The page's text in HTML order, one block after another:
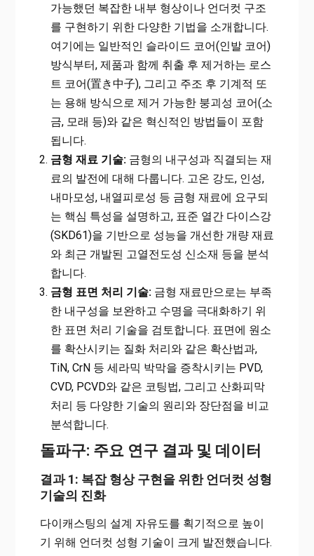
가능했던 복잡한 내부 형상이나 언더컷 구조
를 구현하기 위한 다양한 기법을 소개합니다.
여기에는 일반적인 슬라이드 코어(인발 코어)
방식부터, 제품과 함께 취출 후 제거하는 로스
트 코어(置き中子), 그리고 주조 후 기계적 또
는 용해 방식으로 제거 가능한 붕괴성 코어(소
금, 모래 등)와 같은 혁신적인 방법들이 포함
됩니다.
금형 재료 기술:금형의 내구성과 직결되는 재
료의 발전에 대해 다룹니다. 고온 강도, 인성,
내마모성, 내열피로성 등 금형 재료에 요구되
는 핵심 특성을 설명하고, 표준 열간 다이스강
(SKD61)을 기반으로 성능을 개선한 개량 재료
와 최근 개발된 고열전도성 신소재 등을 분석
합니다.
금형 표면 처리 기술:금형 재료만으로는 부족
한 내구성을 보완하고 수명을 극대화하기 위
한 표면 처리 기술을 검토합니다. 표면에 원소
를 확산시키는 질화 처리와 같은 확산법과,
TiN, CrN 등 세라믹 박막을 증착시키는 PVD,
CVD, PCVD와 같은 코팅법, 그리고 산화피막
처리 등 다양한 기술의 원리와 장단점을 비교
분석합니다.
돌파구: 주요 연구 결과 및 데이터
결과 1: 복잡 형상 구현을 위한 언더컷 성형
기술의 진화
다이캐스팅의 설계 자유도를 획기적으로 높이
기 위해 언더컷 성형 기술이 크게 발전했습니다.